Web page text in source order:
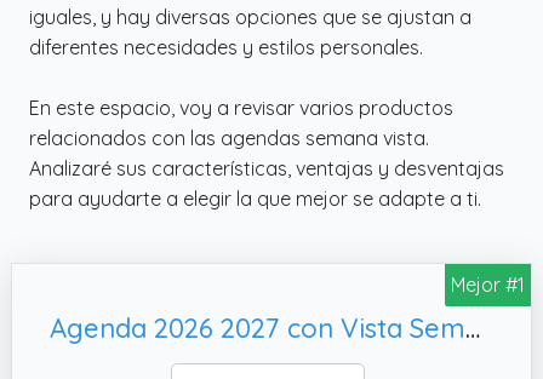
iguales, y hay diversas opciones que se ajustan a
diferentes necesidades y estilos personales.
En este espacio, voy a revisar varios productos
relacionados con las agendas semana vista.
Analizaré sus características, ventajas y desventajas
para ayudarte a elegir la que mejor se adapte a ti.
Mejor #1
Agenda 2026 2027 con Vista Semanal – A5 Planificador 2026 2027 Semana Vista – Diario Espiral que Inspira Productividad - Intervalos de 30 minutos - Julio 2026 a Agosto 2027 - en Español